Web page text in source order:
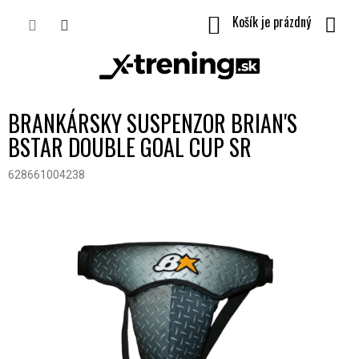
NÁKUPNÝ
BRANKÁRSKY SUSPENZOR BRIAN'S
BSTAR DOUBLE GOAL CUP SR
628661004238